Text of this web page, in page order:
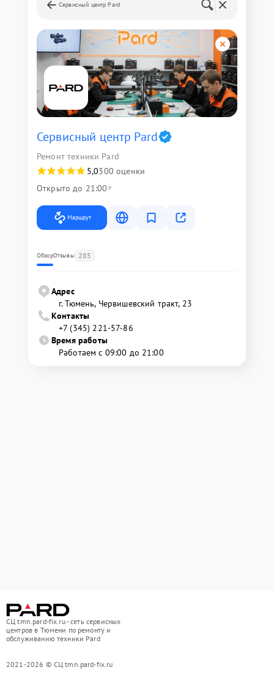
Сервисный центр Pard
Сервисный центр Pard
Ремонт техники Pard
5,0300 оценки
Открыто до 21:00
Маршрут
ОбзорОтзывы 285
Адрес
г. Тюмень, ​Червишевский тракт, 23
Контакты
+7 (345) 221-57-86
Время работы
Работаем с 09:00 до 21:00
СЦ tmn.pard-fix.ru - сеть сервисных
центров в Тюмени по ремонту и
обслуживанию техники Pard
2021-2026 © СЦ tmn.pard-fix.ru